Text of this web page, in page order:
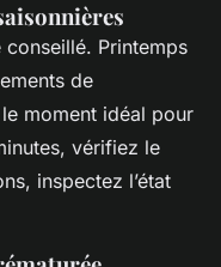
conseillé. Printemps
de
le moment idéal pour
vérifiez le
inspectez l’état